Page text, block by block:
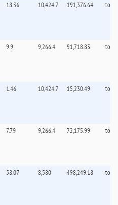
18.36 10,424.7 191,376.64
9.9 9,266.4 91,718.83
1.46 10,424.7 15,230.49
7.79 9,266.4 72,175.99
58.07 8,580 498,249.18